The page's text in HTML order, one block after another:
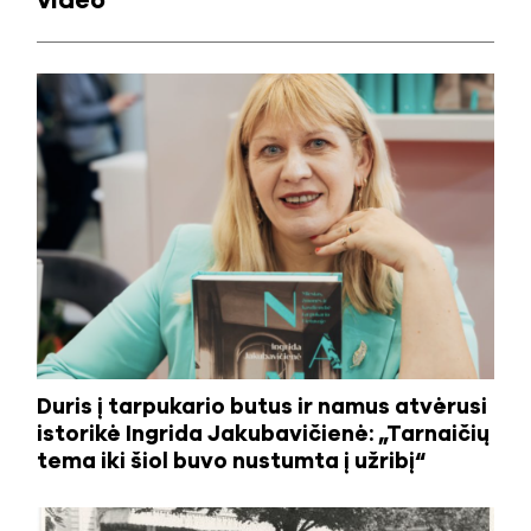
Duris į tarpukario butus ir namus atvėrusi
istorikė Ingrida Jakubavičienė: „Tarnaičių
tema iki šiol buvo nustumta į užribį“